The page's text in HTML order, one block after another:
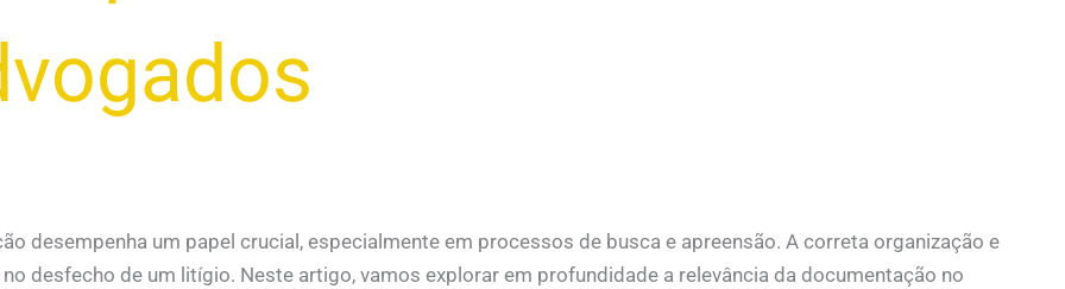
desempenha um papel crucial, especialmente em processos de busca e apreensão. A correta organização e
desfecho de um litígio. Neste artigo, vamos explorar em profundidade a relevância da documentação no